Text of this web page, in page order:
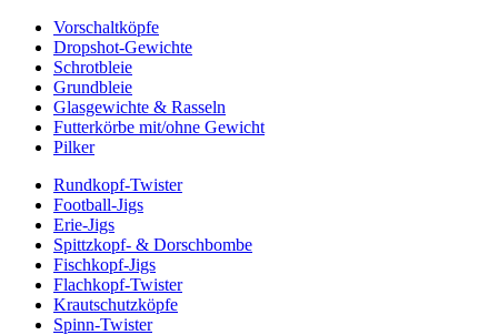
Vorschaltköpfe
Dropshot-Gewichte
Schrotbleie
Grundbleie
Glasgewichte & Rasseln
Futterkörbe mit/ohne Gewicht
Pilker
Rundkopf-Twister
Football-Jigs
Erie-Jigs
Spittzkopf- & Dorschbombe
Fischkopf-Jigs
Flachkopf-Twister
Krautschutzköpfe
Spinn-Twister